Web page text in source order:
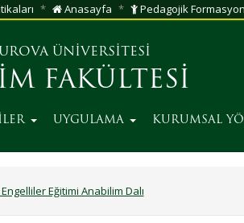
Anasayfa Pedagojik Formasyon
ÜNİVERSİTESİ
FAKÜLTESİ
UYGULAMA KURUMSAL
Eğitimi Anabilim Dalı